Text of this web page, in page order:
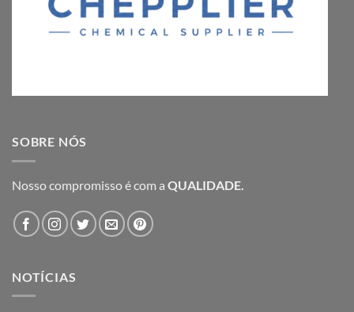
SOBRE NÓS
Nosso compromisso é com a QUALIDADE.
NOTÍCIAS